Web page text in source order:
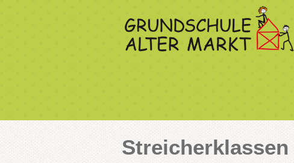
Streicherklassen